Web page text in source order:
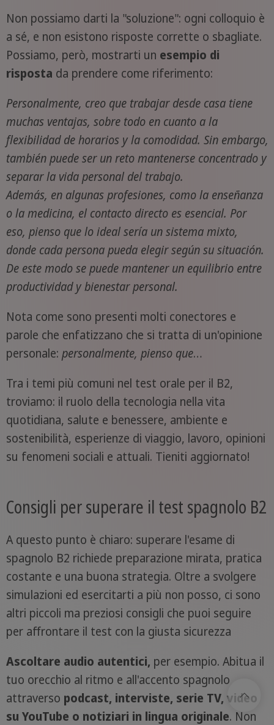
Non possiamo darti la "soluzione": ogni colloquio è
a sé, e non esistono risposte corrette o sbagliate.
Possiamo, però, mostrarti un esempio di
risposta da prendere come riferimento:
Personalmente, creo que trabajar desde casa tiene
muchas ventajas, sobre todo en cuanto a la
flexibilidad de horarios y la comodidad. Sin embargo,
también puede ser un reto mantenerse concentrado y
separar la vida personal del trabajo.
Además, en algunas profesiones, como la enseñanza
o la medicina, el contacto directo es esencial. Por
eso, pienso que lo ideal sería un sistema mixto,
donde cada persona pueda elegir según su situación.
De este modo se puede mantener un equilibrio entre
productividad y bienestar personal.
Nota come sono presenti molti conectores e
parole che enfatizzano che si tratta di un'opinione
personale: personalmente, pienso que…
Tra i temi più comuni nel test orale per il B2,
troviamo: il ruolo della tecnologia nella vita
quotidiana, salute e benessere, ambiente e
sostenibilità, esperienze di viaggio, lavoro, opinioni
su fenomeni sociali e attuali. Tieniti aggiornato!
Consigli per superare il test spagnolo B2
A questo punto è chiaro: superare l'esame di
spagnolo B2 richiede preparazione mirata, pratica
costante e una buona strategia. Oltre a svolgere
simulazioni ed esercitarti a più non posso, ci sono
altri piccoli ma preziosi consigli che puoi seguire
per affrontare il test con la giusta sicurezza
Ascoltare audio autentici, per esempio. Abitua il
tuo orecchio al ritmo e all'accento spagnolo
attraverso podcast, interviste, serie TV, video
su YouTube o notiziari in lingua originale. Non